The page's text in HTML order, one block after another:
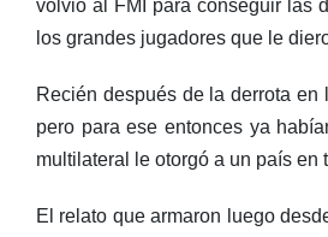
volvió al FMI para conseguir las
los grandes jugadores que le
Recién después de la derrota
pero para ese entonces ya
multilateral le otorgó a un país en
El relato que armaron luego